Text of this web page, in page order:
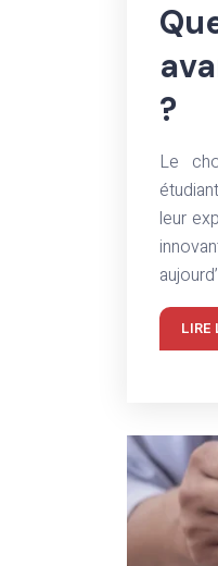
?
Le
leur
LIRE